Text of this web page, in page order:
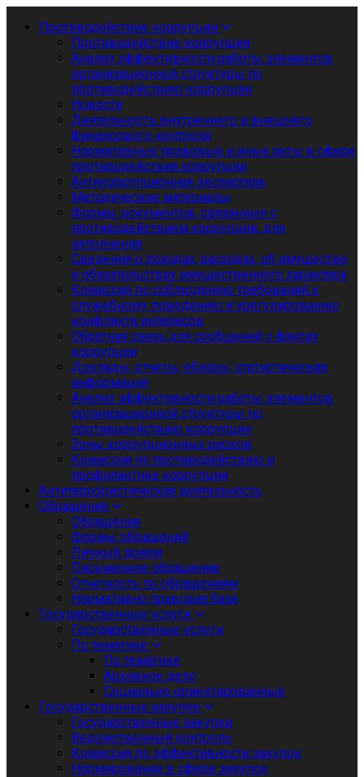
Противодействие коррупции
Противодействие коррупции
Анализ эффективности работы элементов
организационной структуры по
противодействию коррупции
Новости
Деятельность внутреннего и внешнего
финансового контроля
Нормативные правовые и иные акты в сфере
противодействия коррупции
Антикоррупционная экспертиза
Методические материалы
Формы документов, связанные с
противодействием коррупции, для
заполнения
Сведения о доходах, расходах, об имуществе
и обязательствах имущественного характера
Комиссия по соблюдению требований к
служебному поведению и урегулированию
конфликта интересов
Обратная связь для сообщений о фактах
коррупции
Доклады, отчеты, обзоры, статистическая
информация
Анализ эффективности работы элементов
организационной структуры по
противодействию коррупции
Зоны коррупционных рисков
Комиссия по противодействию и
профилактике коррупции
Антитеррористическая деятельность
Обращения
Обращения
Формы обращений
Личный приём
Письменное обращение
Отчетность по обращениям
Нормативно правовая база
Государственные услуги
Государственные услуги
По тематике
По тематике
Архивное дело
Социально ориентированные
Государственные закупки
Государственные закупки
Ведомственный контроль
Комиссия по эффективности закупок
Нормирование в сфере закупок